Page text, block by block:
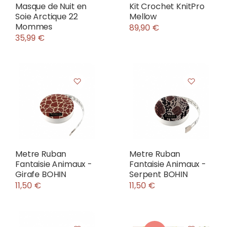
Masque de Nuit en
Soie Arctique 22
Mommes
35,99 €
Kit Crochet KnitPro
Mellow
89,90 €
Metre Ruban
Fantaisie Animaux -
Girafe BOHIN
11,50 €
Metre Ruban
Fantaisie Animaux -
Serpent BOHIN
11,50 €